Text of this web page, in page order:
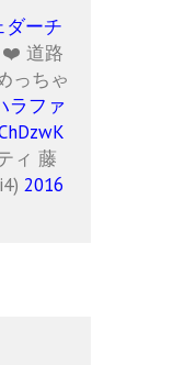
ダーチ
❤️ 道路
っちゃ
ラファ
ィ 藤
2016